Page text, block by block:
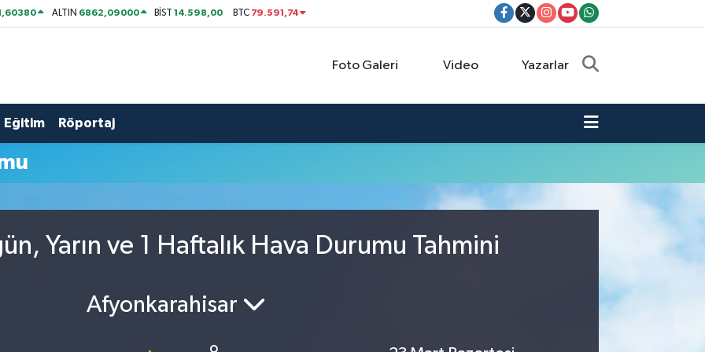
ALTIN 6862,09000 BİST14.598,00 BTC 79.591,74
Foto Galeri Video Yazarlar
Eğitim Röportaj
Yarın ve 1 Haftalık Hava Durumu Tahmini
Afyonkarahisar